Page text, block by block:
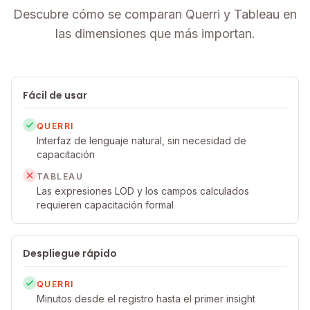
Descubre cómo se comparan Querri y Tableau en
las dimensiones que más importan.
Fácil de usar
QUERRI
Interfaz de lenguaje natural, sin necesidad de
capacitación
TABLEAU
Las expresiones LOD y los campos calculados
requieren capacitación formal
Despliegue rápido
QUERRI
Minutos desde el registro hasta el primer insight